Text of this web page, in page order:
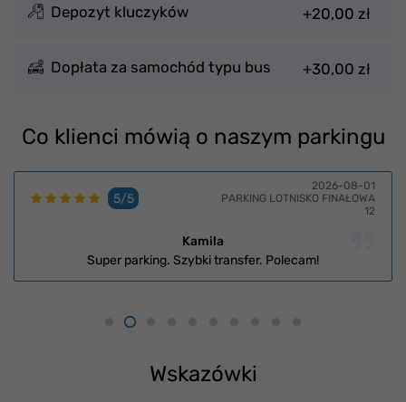
Depozyt kluczyków +20,00 zł
Dopłata za samochód typu bus +30,00 zł
Co klienci mówią o naszym parkingu
5/5
2026-08-01
PARKING LOTNISKO FINAŁOWA
12
Kamila
Super parking. Szybki transfer. Polecam!
Wskazówki